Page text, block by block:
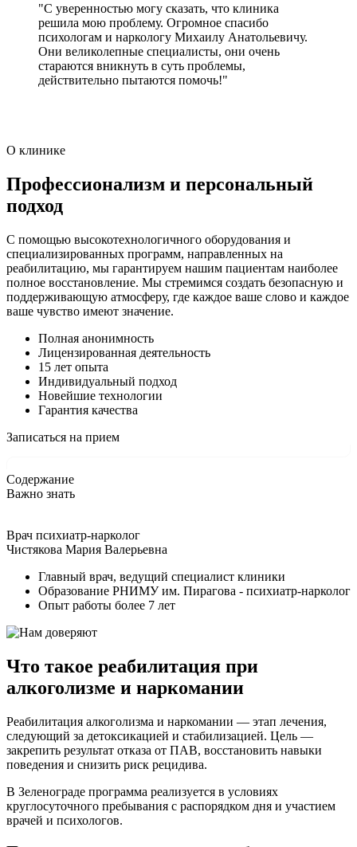
"С уверенностью могу сказать, что клиника
решила мою проблему. Огромное спасибо
психологам и наркологу Михаилу Анатольевичу.
Они великолепные специалисты, они очень
стараются вникнуть в суть проблемы,
действительно пытаются помочь!"
О клинике
Профессионализм и персональный
подход
С помощью высокотехнологичного оборудования и
специализированных программ, направленных на
реабилитацию, мы гарантируем нашим пациентам наиболее
полное восстановление. Мы стремимся создать безопасную и
поддерживающую атмосферу, где каждое ваше слово и каждое
ваше чувство имеют значение.
Полная анонимность
Лицензированная деятельность
15 лет опыта
Индивидуальный подход
Новейшие технологии
Гарантия качества
Записаться на прием
Содержание
Важно знать
Врач психиатр-нарколог
Чистякова Мария Валерьевна
Главный врач, ведущий специалист клиники
Образование РНИМУ им. Пирагова - психиатр-нарколог
Опыт работы более 7 лет
Что такое реабилитация при
алкоголизме и наркомании
Реабилитация алкоголизма и наркомании — этап лечения,
следующий за детоксикацией и стабилизацией. Цель —
закрепить результат отказа от ПАВ, восстановить навыки
поведения и снизить риск рецидива.
В Зеленограде программа реализуется в условиях
круглосуточного пребывания с распорядком дня и участием
врачей и психологов.